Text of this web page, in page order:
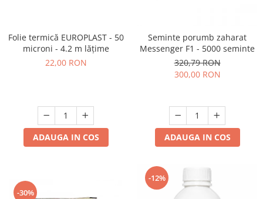
Folie termică EUROPLAST - 50
microni - 4.2 m lățime
22,00 RON
ADAUGA IN COS
Seminte porumb zaharat
Messenger F1 - 5000 seminte
320,79 RON
300,00 RON
ADAUGA IN COS
-30%
-12%